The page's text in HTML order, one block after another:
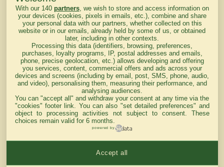
lendemain
Courses
d'aujourd'hui
Haut de Page
Mentions légales du site
With our 140 partners, we wish to store and access information on
your devices (cookies, pixels in emails, etc.), combine and share
your personal data with our partners, whether collected on this
website or in our emails, already held by some of us, or obtained
later, including in other contexts.
Processing this data (identifiers, browsing, preferences,
purchases, loyalty programs, IP, postal addresses and emails,
phone, precise geolocation, etc.) allows developing and offering
you services, content, commercial offers and ads across your
devices and screens (including by email, post, SMS, phone, audio,
and video), personalising them, measuring their performance, and
analysing audiences.
You can "accept all" and withdraw your consent at any time via the
"cookies" footer link . You can also "set detailed preferences" and
object to processing activities not subject to consent. These
choices remain valid for 6 months.
powered by
Accept all